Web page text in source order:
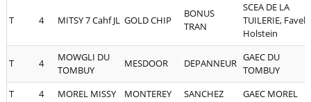
T 4 MITSY 7 Cahf JL GOLD CHIP
BONUS
TRAN
SCEA DE LA
TUILERIE, Favel
Holstein
T 4
MOWGLI DU
TOMBUY
MESDOOR DEPANNEUR GAEC DU
TOMBUY
T
4 MOREL MISSY MONTEREY SANCHEZ GAEC MOREL